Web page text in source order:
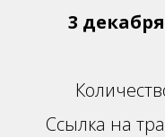
3
Ссылка на